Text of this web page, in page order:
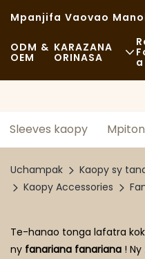
Mpanjifa Vaovao
ODM &
OEM
KARAZANA
ORINASA
Sakafo Matsiro
Kafe Sy Fivarotana
Kamiao Sakafo
A
Akora
Sleeves kaopy
Uchampak
Kaopy sy
Kaopy Accessories
Te-hanao tonga lafatra
ny fanariana fanariana !